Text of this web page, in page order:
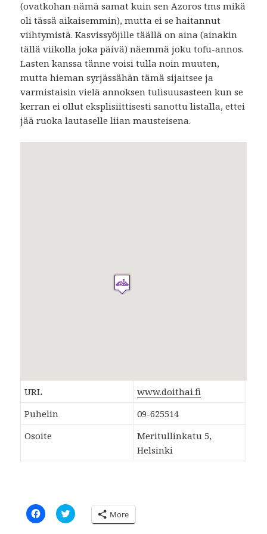
(ovatkohan nämä samat kuin sen Azoros tms mikä
oli tässä aikaisemmin), mutta ei se haitannut
viihtymistä. Kasvissyöjille täällä on aina (ainakin
tällä viikolla joka päivä) näemmä joku tofu-annos.
Lasten kanssa tänne voisi tulla noin muuten,
mutta hieman syrjässähän tämä sijaitsee ja
varmistaisin vielä annoksen tulisuusasteen kun se
kerran ei ollut eksplisiittisesti sanottu listalla, ettei
jää ruoka lautaselle liian mausteisena.
URL
www.doithai.fi
Puhelin
09-625514
Osoite
Meritullinkatu 5,
Helsinki
C
l
C
l More